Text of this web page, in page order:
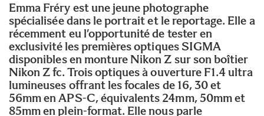
Emma Fréry est une jeune photographe
spécialisée dans le portrait et le reportage. Elle a
récemment eu l’opportunité de tester en
exclusivité les premièresoptiques SIGMA
disponibles en monture Nikon Z sur son boîtier
Nikon Z fc. Trois optiques à ouverture F1.4 ultra
lumineuses offrant les focales de 16, 30 et
56mm en APS-C, équivalents 24mm, 50mm et
85mm en plein-format. Elle nous parle